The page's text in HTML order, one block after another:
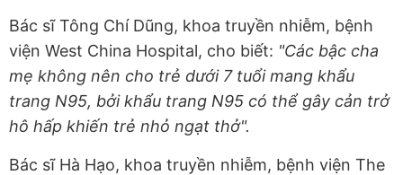
Bác sĩ Tông Chí Dũng, khoa truyền nhiễm, bệnh
viện West China Hospital, cho biết: "Các bậc cha
mẹ không nên cho trẻ dưới 7 tuổi mang khẩu
trang N95, bởi khẩu trang N95 có thể gây cản trở
hô hấp khiến trẻ nhỏ ngạt thở".
Bác sĩ Hà Hạo, khoa truyền nhiễm, bệnh viện The